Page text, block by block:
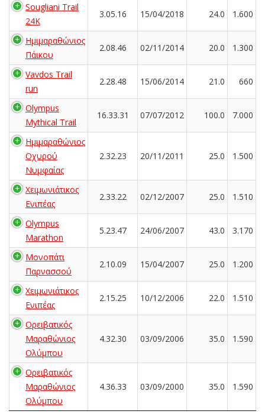
Sougliani Trail
24K
3.05.16 15/04/2018 24.0 1.600
Ημιμαραθώνιος
Πάικου
2.08.46 02/11/2014 20.0 1.300
Vavdos Trail
run
2.28.48 15/06/2014 21.0 660
Olympus
Mythical Trail
16.33.31 07/07/2012 100.0 7.000
Ημιμαραθώνιος
Οχυρού
Νυμφαίας
2.32.23 20/11/2011 25.0 1.500
Χειμωνιάτικος
Ενιπέας
2.33.22 02/12/2007 25.0 1.510
Olympus
Marathon
5.23.47 24/06/2007 43.0 3.170
Μονοπάτι
Παρνασσού
2.10.09 15/04/2007 25.0 1.200
Χειμωνιάτικος
Ενιπέας
2.15.25 10/12/2006 22.0 1.510
Ορειβατικός
Μαραθώνιος
Ολύμπου
4.32.30 03/09/2006 35.0 1.590
Ορειβατικός
Μαραθώνιος
Ολύμπου
4.36.33 03/09/2000 35.0 1.590